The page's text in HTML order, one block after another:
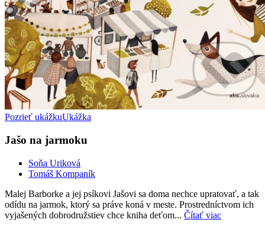
Pozrieť ukážkuUkážka
Jašo na jarmoku
Soňa Uriková
Tomáš Kompaník
Malej Barborke a jej psíkovi Jašovi sa doma nechce upratovať, a tak
odídu na jarmok, ktorý sa práve koná v meste. Prostredníctvom ich
vyjašených dobrodružstiev chce kniha deťom... Čítať viac